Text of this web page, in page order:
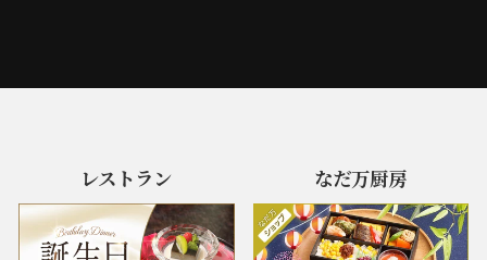
レストラン なだ万厨房